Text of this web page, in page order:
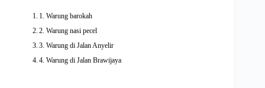
1. Warung barokah
2. Warung nasi pecel
3. Warung di Jalan Anyelir
4. Warung di Jalan Brawijaya